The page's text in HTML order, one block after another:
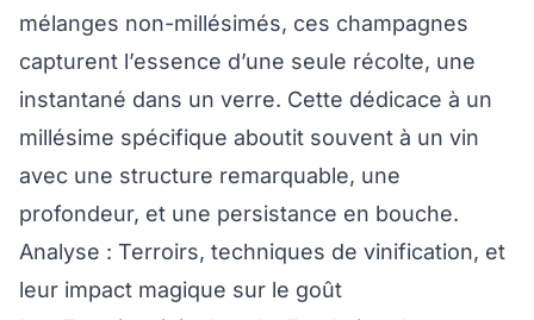
mélanges non-millésimés, ces champagnes
capturent l’essence d’une seule récolte, une
instantané dans un verre. Cette dédicace à un
millésime spécifique aboutit souvent à un vin
avec une structure remarquable, une
profondeur, et une persistance en bouche.
Analyse : Terroirs, techniques de vinification, et
leur impact magique sur le goût